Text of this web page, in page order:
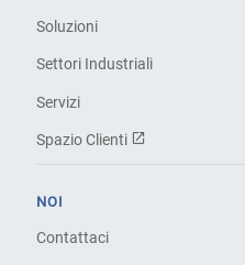
Soluzioni
Settori Industriali
Servizi
Spazio Clienti
NOI
Contattaci